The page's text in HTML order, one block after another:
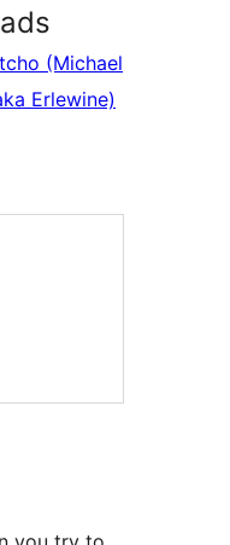
(Michael
Erlewine)